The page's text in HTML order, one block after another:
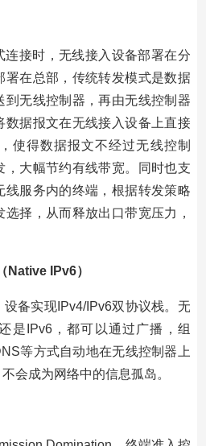
连接时，无线接入设备部署在分
署在总部，传统转发模式是数据
到无线控制器，再由无线控制器
数据报文在无线接入设备上直接
使得数据报文不经过无线控制
，大幅节约有线带宽。同时也支
线服务内的终端，根据转发策略
择，从而释放出口带宽压力，
Native IPv6）
备实现IPv4/IPv6双协议栈。无
是IPv6，都可以通过广播，组
等方式自动地在无线控制器上
会成为网络中的信息孤岛。